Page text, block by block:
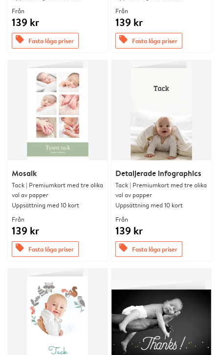
Från
139 kr
offers Fasta låga priser
Från
139 kr
offers Fasta låga priser
Mosaik
Tack | Premiumkort med tre olika
val av papper
Uppsättning med 10 kort
Från
139 kr
offers Fasta låga priser
Detaljerade infographics
Tack | Premiumkort med tre olika
val av papper
Uppsättning med 10 kort
Från
139 kr
offers Fasta låga priser